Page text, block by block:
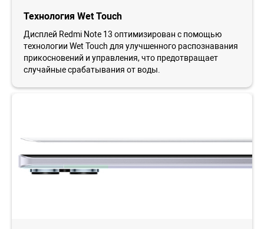
Технология Wet Touch
Дисплей Redmi Note 13 оптимизирован с помощью
технологии Wet Touch для улучшенного распознавания
прикосновений и управления, что предотвращает
случайные срабатывания от воды.